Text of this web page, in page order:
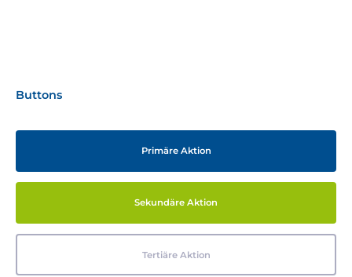
Buttons
Primäre Aktion
Sekundäre Aktion
Tertiäre Aktion